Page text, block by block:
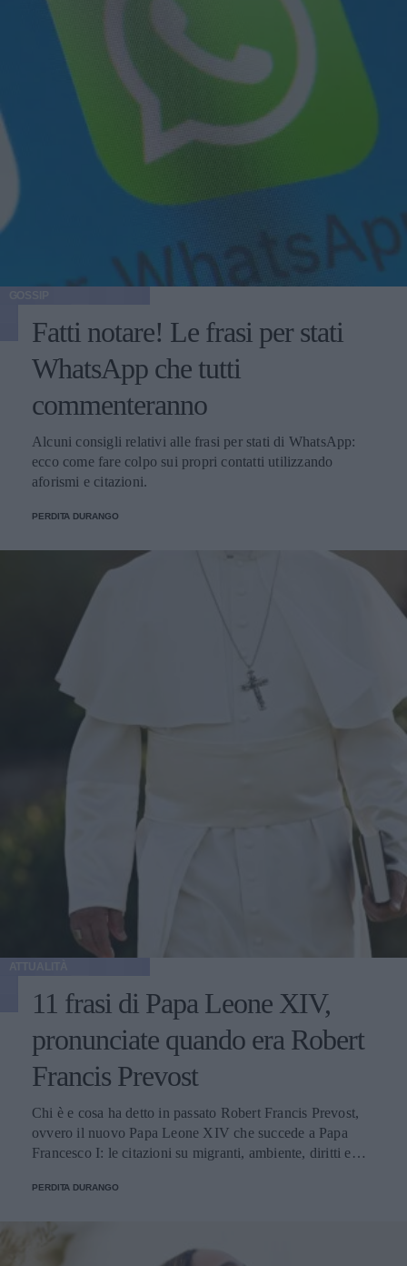
Fatti notare! Le frasi per stati
WhatsApp che tutti
commenteranno
Alcuni consigli relativi alle frasi per stati di WhatsApp:
ecco come fare colpo sui propri contatti utilizzando
aforismi e citazioni.
PERDITA DURANGO
11 frasi di Papa Leone XIV,
pronunciate quando era Robert
Francis Prevost
Chi è e cosa ha detto in passato Robert Francis Prevost,
ovvero il nuovo Papa Leone XIV che succede a Papa
Francesco I: le citazioni su migranti, ambiente, diritti e
PERDITA DURANGO